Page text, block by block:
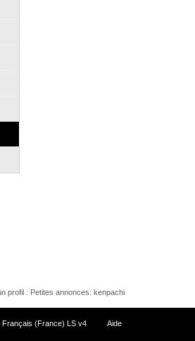
profil : Petites annonces: kenpachi
Français (France) LS v4 Aide